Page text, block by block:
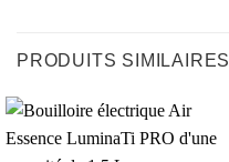
PRODUITS SIMILAIRES